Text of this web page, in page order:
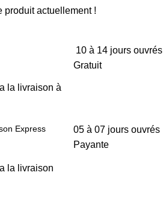
produit actuellement !
la livraison à
10 à 14 jours ouvrés
Gratuit
Express
la livraison
05 à 07 jours ouvrés
Payante